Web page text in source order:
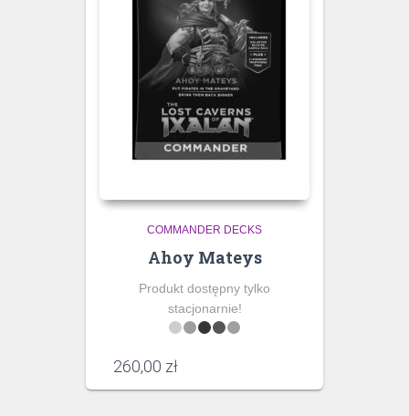
COMMANDER DECKS
Ahoy Mateys
Produkt dostępny tylko
stacjonarnie!
260,00 zł